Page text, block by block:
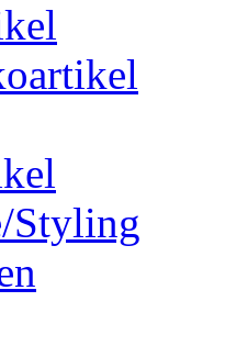
Styling